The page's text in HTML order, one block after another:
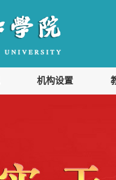
机构设置